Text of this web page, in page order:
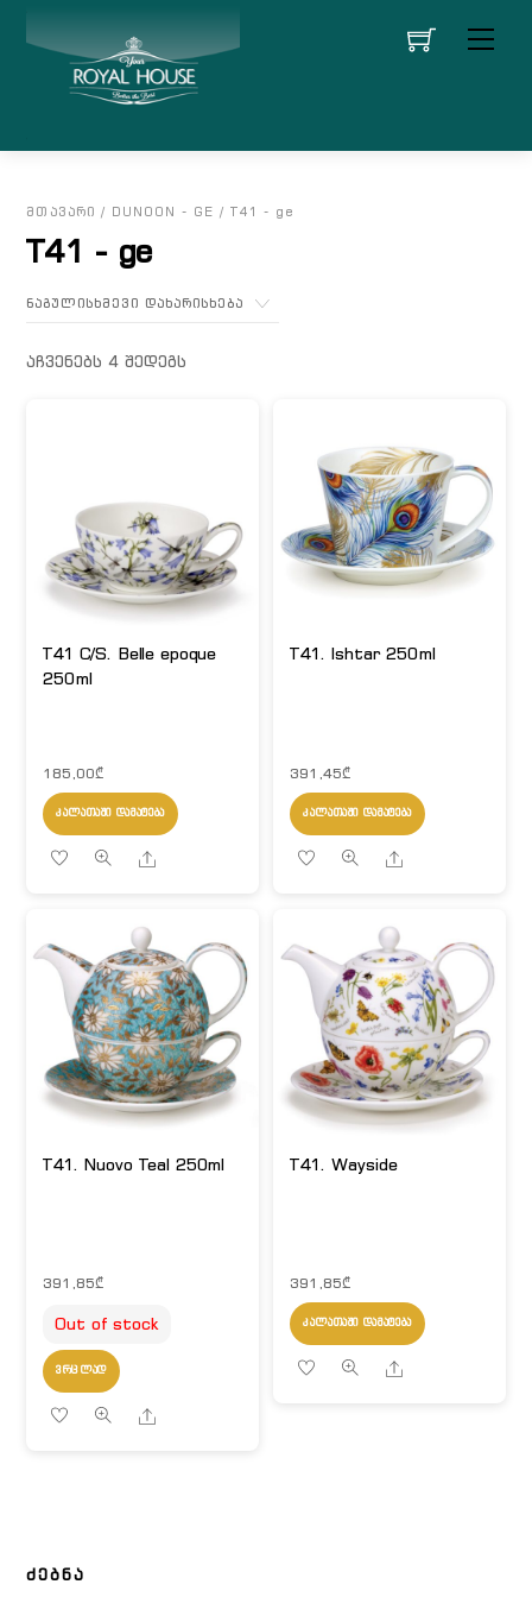
ᲛᲗᲐᲕᲐᲠᲘ / DUNOON - GE / T41 - ge
T41 - ge
აჩვენებს 4 შედეგს
T41 C/S. Belle epoque
250ml
185,00₾
ᲙᲐᲚᲐᲗᲐᲨᲘ ᲓᲐᲛᲐᲢᲔᲑᲐ
Share
T41. Ishtar 250ml
391,45₾
ᲙᲐᲚᲐᲗᲐᲨᲘ ᲓᲐᲛᲐᲢᲔᲑᲐ
Share
T41. Nuovo Teal 250ml
391,85₾
Out of stock
ᲕᲠᲪᲚᲐᲓ
Share
T41. Wayside
391,85₾
ᲙᲐᲚᲐᲗᲐᲨᲘ ᲓᲐᲛᲐᲢᲔᲑᲐ
Share
ᲫᲔᲑᲜᲐ